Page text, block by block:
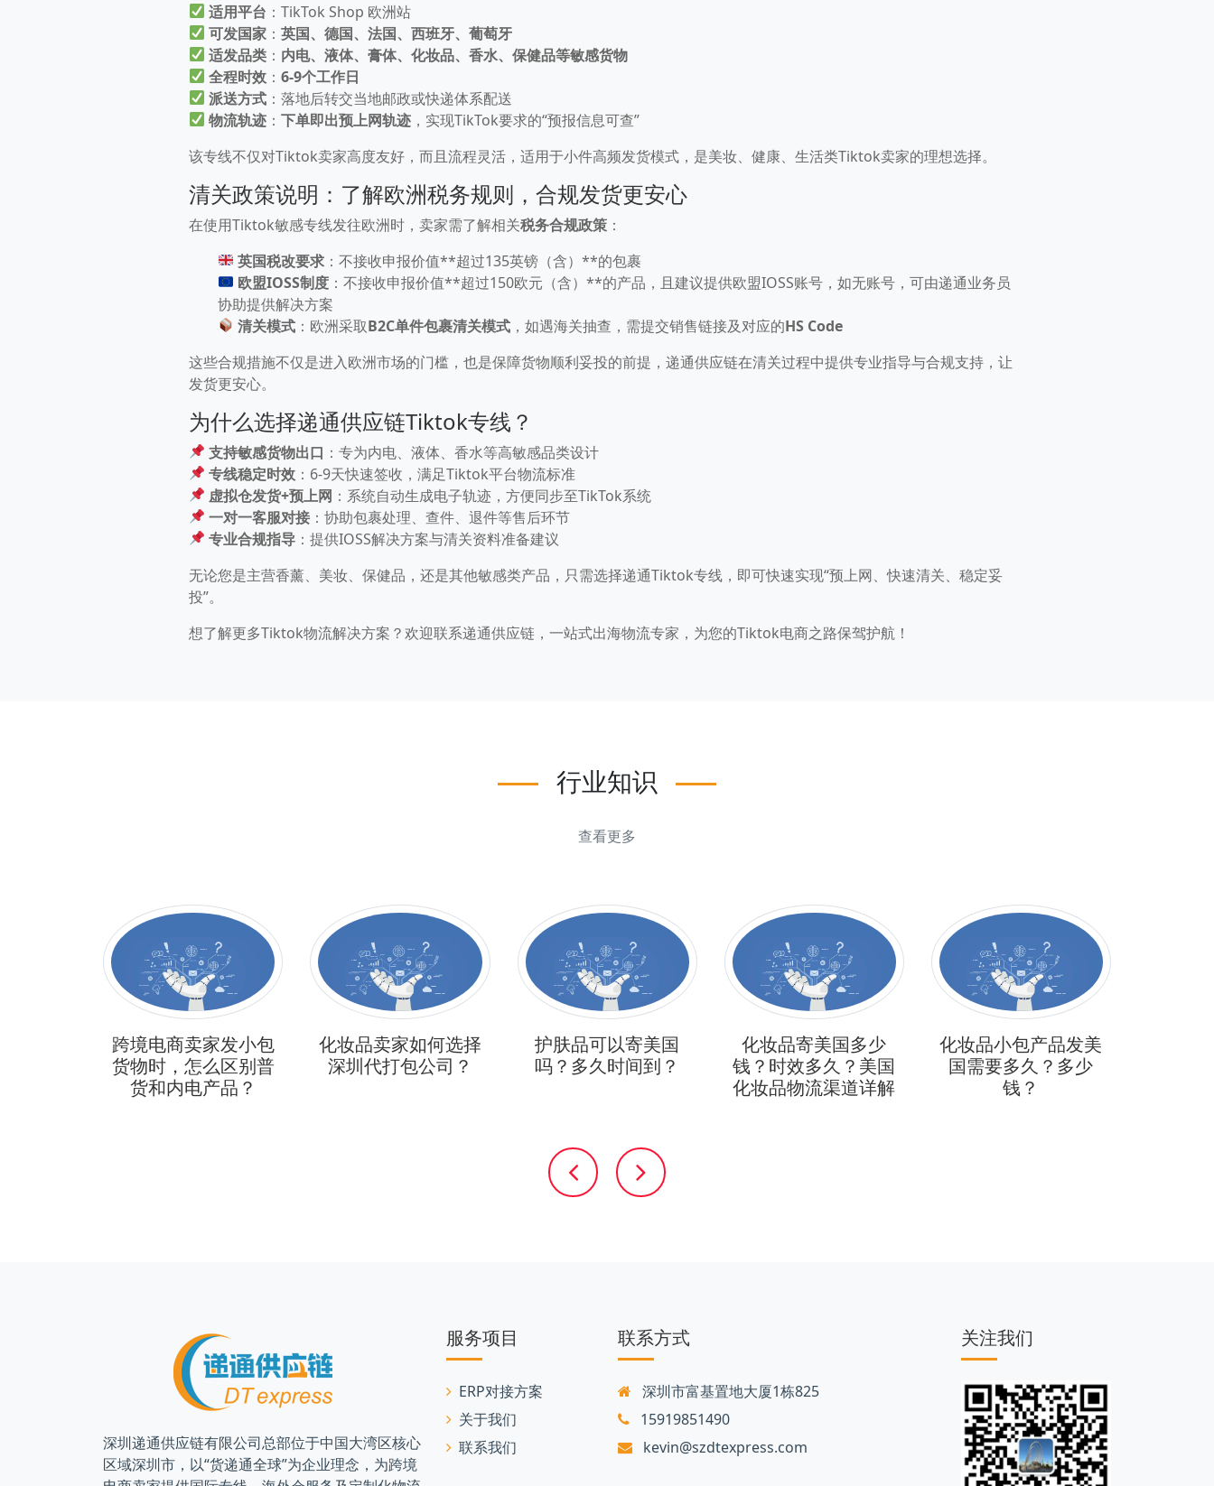
适用平台 ：TikTok Shop 欧洲站
可发国家 ：英国、德国、法国、西班牙、葡萄牙
适发品类 ： 内电、液体、膏体、化妆品、香水、保健品等敏感货物
全程时效 ：6-9个工作日
派送方式 ：落地后转交当地邮政或快递体系配送
物流轨迹 ：下单即出预上网轨迹 ，实现TikTok要求的“预报信息可查”
该专线不仅对Tiktok卖家高度友好，而且流程灵活，适用于小件高频发货模式，是美妆、健康、生活类Tiktok卖家的理想选择。
清关政策说明：了解欧洲税务规则，合规发货更安心
在使用Tiktok敏感专线发往欧洲时，卖家需了解相关税务合规政策 ：
英国税改要求 ：不接收申报价值**超过135英镑（含）**的包裹
欧盟IOSS制度 ：不接收申报价值**超过150欧元（含）**的产品，且建议提供欧盟IOSS账号，如无账号，可由递通业务员
协助提供解决方案
清关模式 ：欧洲采取B2C单件包裹清关模式 ，如遇海关抽查，需提交销售链接及对应的HS Code
这些合规措施不仅是进入欧洲市场的门槛，也是保障货物顺利妥投的前提，递通供应链在清关过程中提供专业指导与合规支持，让
发货更安心。
为什么选择递通供应链Tiktok专线？
支持敏感货物出口 ：专为内电、液体、香水等高敏感品类设计
专线稳定时效 ：6-9天快速签收，满足Tiktok平台物流标准
虚拟仓发货+预上网 ：系统自动生成电子轨迹，方便同步至TikTok系统
一对一客服对接 ：协助包裹处理、查件、退件等售后环节
专业合规指导 ：提供IOSS解决方案与清关资料准备建议
无论您是主营香薰、美妆、保健品，还是其他敏感类产品，只需选择递通Tiktok专线，即可快速实现“预上网、快速清关、稳定妥
投”。
想了解更多Tiktok物流解决方案？欢迎联系递通供应链，一站式出海物流专家，为您的Tiktok电商之路保驾护航！
行业知识
查看更多
跨境电商卖家发小包
货物时，怎么区别普
货和内电产品？
化妆品卖家如何选择
深圳代打包公司？
护肤品可以寄美国
吗？多久时间到？
化妆品寄美国多少
钱？时效多久？美国
化妆品物流渠道详解
化妆品小包产品发美
国需要多久？多少
钱？
深圳递通供应链有限公司总部位于中国大湾区核心
区域深圳市，以“货递通全球”为企业理念，为跨境
服务项目
ERP对接方案
关于我们
联系我们
联系方式
深圳市富基置地大厦1栋825
15919851490
kevin@szdtexpress.com
关注我们